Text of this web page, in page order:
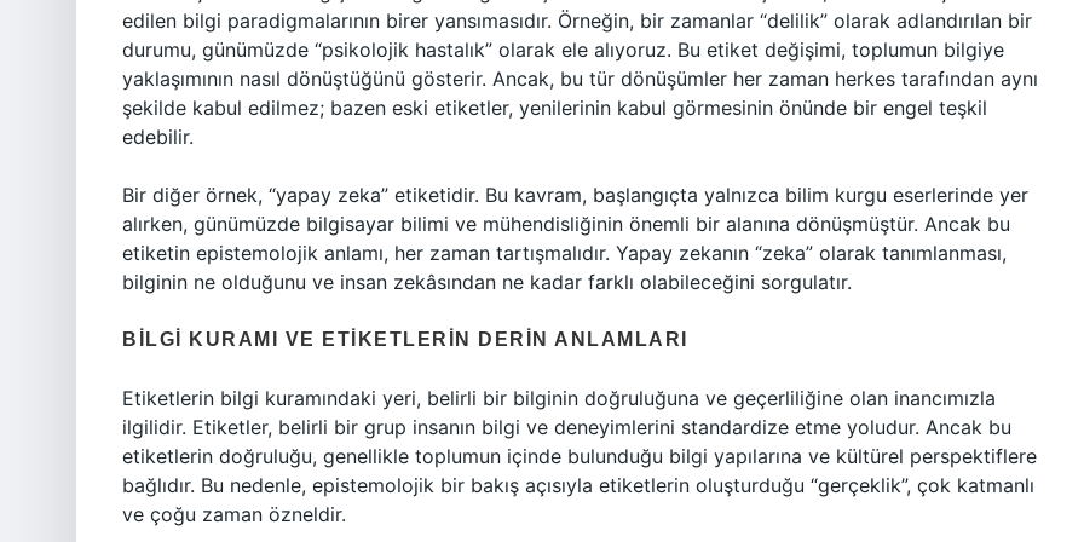
edilen bilgi paradigmalarının birer yansımasıdır. Örneğin, bir zamanlar “delilik” olarak adlandırılan bir
durumu, günümüzde “psikolojik hastalık” olarak ele alıyoruz. Bu etiket değişimi, toplumun bilgiye
yaklaşımının nasıl dönüştüğünü gösterir. Ancak, bu tür dönüşümler her zaman herkes tarafından aynı
şekilde kabul edilmez; bazen eski etiketler, yenilerinin kabul görmesinin önünde bir engel teşkil
edebilir.
Bir diğer örnek, “yapay zeka” etiketidir. Bu kavram, başlangıçta yalnızca bilim kurgu eserlerinde yer
alırken, günümüzde bilgisayar bilimi ve mühendisliğinin önemli bir alanına dönüşmüştür. Ancak bu
etiketin epistemolojik anlamı, her zaman tartışmalıdır. Yapay zekanın “zeka” olarak tanımlanması,
bilginin ne olduğunu ve insan zekâsından ne kadar farklı olabileceğini sorgulatır.
BILGI KURAMI VE ETIKETLERIN DERIN ANLAMLARI
Etiketlerin bilgi kuramındaki yeri, belirli bir bilginin doğruluğuna ve geçerliliğine olan inancımızla
ilgilidir. Etiketler, belirli bir grup insanın bilgi ve deneyimlerini standardize etme yoludur. Ancak bu
etiketlerin doğruluğu, genellikle toplumun içinde bulunduğu bilgi yapılarına ve kültürel perspektiflere
bağlıdır. Bu nedenle, epistemolojik bir bakış açısıyla etiketlerin oluşturduğu “gerçeklik”, çok katmanlı
ve çoğu zaman özneldir.